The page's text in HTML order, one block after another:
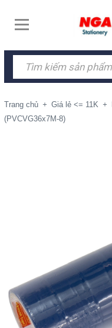
Trang chủ + Giá lẻ <= 11K +
(PVCVG36x7M-8)